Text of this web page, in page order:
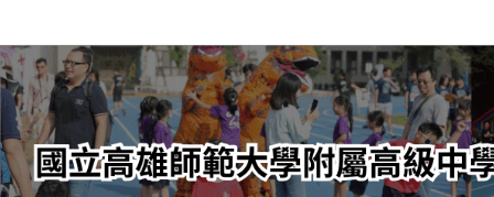
轉
至
主
內
容